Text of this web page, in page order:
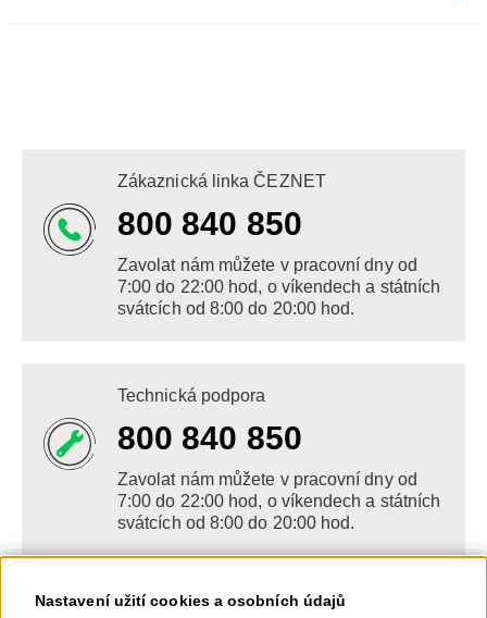
Nastavení užití cookies a osobních údajů
Zákaznická linka ČEZNET
800 840 850
Zavolat nám můžete v pracovní dny od
7:00 do 22:00 hod, o víkendech a státních
svátcích od 8:00 do 20:00 hod.
Technická podpora
800 840 850
Zavolat nám můžete v pracovní dny od
7:00 do 22:00 hod, o víkendech a státních
svátcích od 8:00 do 20:00 hod.
Napište nám